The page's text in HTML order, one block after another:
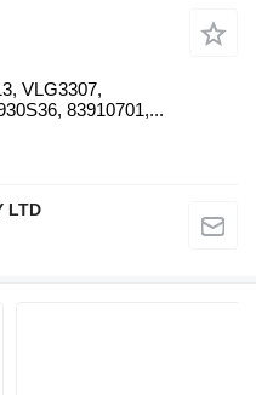
VLG3307,
83910701,...
LTD